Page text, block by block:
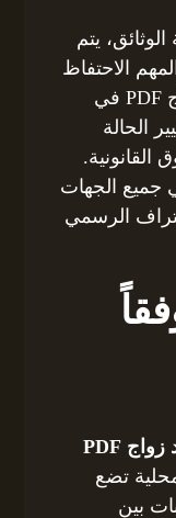
يتم
الاحتفاظ
بنسخة من نموذج وثيقة عقد زواج PDF في
الحالة
القانونية.
جميع الجهات
الرسمي
نموذج وثيقة عقد زواج PDF
تضع
بين